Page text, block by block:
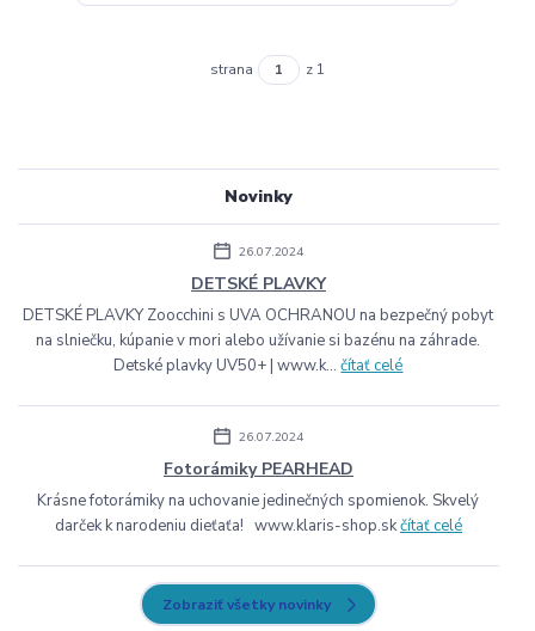
strana z 1
Novinky
26.07.2024
DETSKÉ PLAVKY
DETSKÉ PLAVKY Zoocchini s UVA OCHRANOU na bezpečný pobyt
na slniečku, kúpanie v mori alebo užívanie si bazénu na záhrade.
Detské plavky UV50+ | www.k...čítať celé
26.07.2024
Fotorámiky PEARHEAD
Krásne fotorámiky na uchovanie jedinečných spomienok. Skvelý
darček k narodeniu dieťaťa! www.klaris-shop.skčítať celé
Zobraziť všetky novinky